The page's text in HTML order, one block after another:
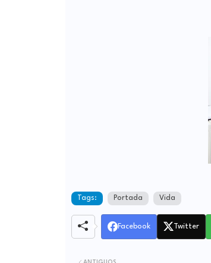
Tags: Portada Vida
Facebook Twitter